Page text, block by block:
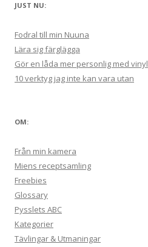
JUST NU:
Fodral till min Nuuna
Lära sig färglägga
Gör en låda mer personlig med vinyl
10 verktyg jag inte kan vara utan
OM:
Från min kamera
Miens receptsamling
Freebies
Glossary
Pysslets ABC
Kategorier
Tävlingar & Utmaningar